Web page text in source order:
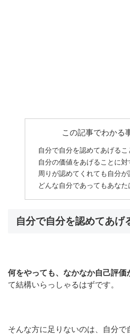
この記事でわかる
自分で自分を認めてあげるこ
自分の価値をあげることに
周りが認めてくれても自分
どんな自分であってもあなた
自分で自分を認めてあげ
何をやっても、なかなか自己評価
て結構いらっしゃるはずです。
そんな方に足りないのは、自分で